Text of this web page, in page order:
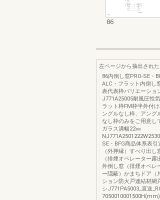
86
左ページから抽出され
86内倒し窓PRO-SE
ALC・フラット内倒し
表代表枠バリエーショ
J771A25005耐風圧性
ラット枠FM枠半外付
ングルなし枠、アング
なし枠のみをご用意し
ガラス溝幅22㎜
SE・BFG商品体系表
（外押縁）すべり出
（排煙オペレーター
外倒し窓（排煙オペレ
ー隠蔽）かまちドア（
ション防火戸連結材網
シJ771PA5003_直送